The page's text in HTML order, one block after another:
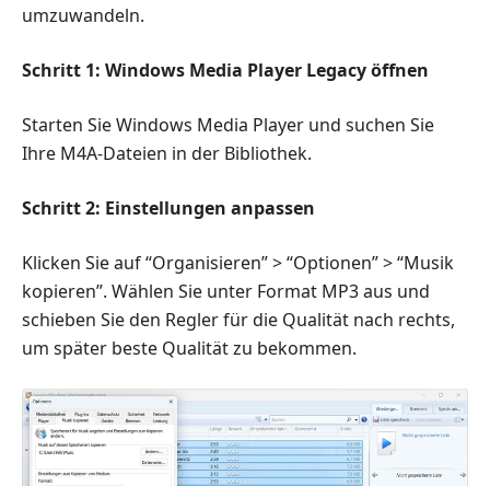
umzuwandeln.
Schritt 1: Windows Media Player Legacy öffnen
Starten Sie Windows Media Player und suchen Sie
Ihre M4A-Dateien in der Bibliothek.
Schritt 2: Einstellungen anpassen
Klicken Sie auf “Organisieren” > “Optionen” > “Musik
kopieren”. Wählen Sie unter Format MP3 aus und
schieben Sie den Regler für die Qualität nach rechts,
um später beste Qualität zu bekommen.